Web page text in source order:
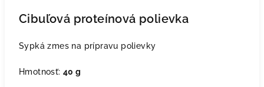
Cibuľová proteínová polievka
Sypká zmes na prípravu polievky
Hmotnosť: 40 g